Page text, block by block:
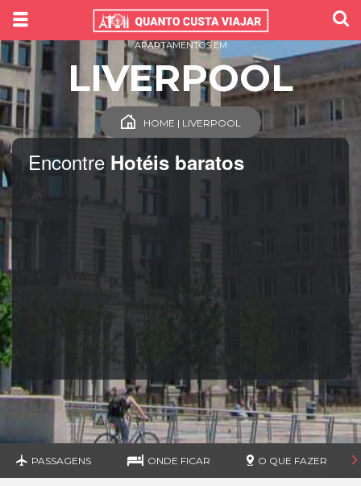
Encontre Hotéis baratos
APARTAMENTOS EM
LIVERPOOL
HOME | LIVERPOOL
PASSAGENS ONDE FICAR O QUE FAZER